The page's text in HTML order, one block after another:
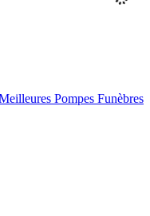
Pompes Funèbres